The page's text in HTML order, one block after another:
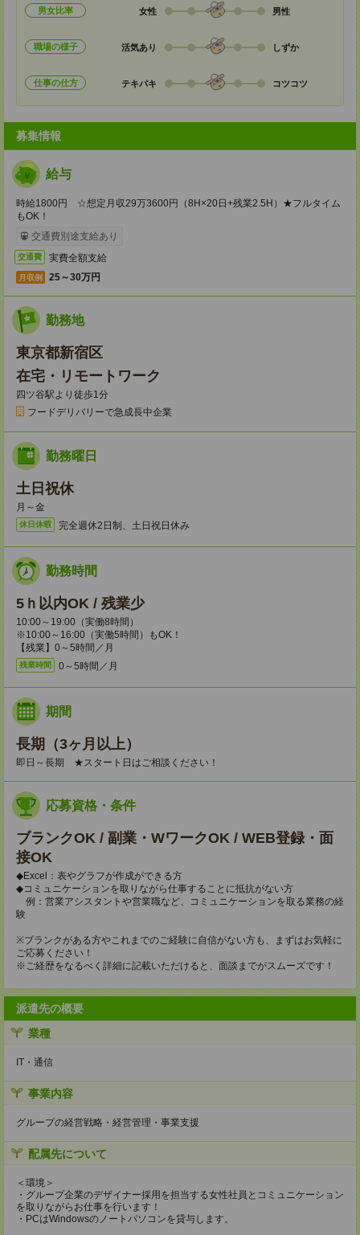
男女比率 女性 男性
職場の様子 活気あり しずか
仕事の仕方 テキパキ コツコツ
募集情報
給与
時給1800円 ☆想定月収29万3600円（8H×20日+残業2.5H）★フルタイム
もOK！
交通費別途支給あり
交通費 実費全額支給
月収例 25～30万円
勤務地
東京都新宿区
在宅・リモートワーク
四ツ谷駅より徒歩1分
フードデリバリーで急成長中企業
勤務曜日
土日祝休
月～金
休日休暇 完全週休2日制、土日祝日休み
勤務時間
5ｈ以内OK / 残業少
10:00～19:00（実働8時間）
※10:00～16:00（実働5時間）もOK！
【残業】0～5時間／月
残業時間 0～5時間／月
期間
長期（3ヶ月以上）
即日～長期 ★スタート日はご相談ください！
応募資格・条件
ブランクOK / 副業・WワークOK / WEB登録・面
接OK
◆Excel：表やグラフが作成ができる方
◆コミュニケーションを取りながら仕事することに抵抗がない方
例：営業アシスタントや営業職など、コミュニケーションを取る業務の経
験
※ブランクがある方やこれまでのご経験に自信がない方も、まずはお気軽に
ご応募ください！
※ご経歴をなるべく詳細に記載いただけると、面談までがスムーズです！
派遣先の概要
業種
IT・通信
事業内容
グループの経営戦略・経営管理・事業支援
配属先について
＜環境＞
・グループ企業のデザイナー採用を担当する女性社員とコミュニケーション
を取りながらお仕事を行います！
・PCはWindowsのノートパソコンを貸与します。